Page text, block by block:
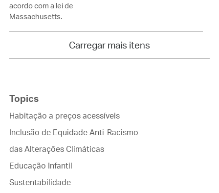
acordo com a lei de
Massachusetts.
Carregar mais itens
Topics
Habitação a preços acessíveis
Inclusão de Equidade Anti-Racismo
das Alterações Climáticas
Educação Infantil
Sustentabilidade